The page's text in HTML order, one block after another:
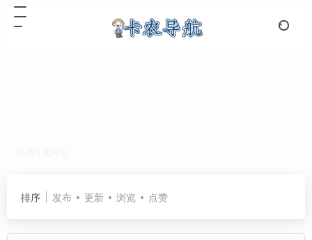
排序 发布 更新 浏览 点赞